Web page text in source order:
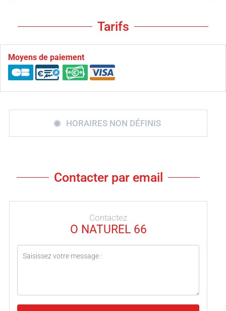
Tarifs
Moyens de paiement
HORAIRES NON DÉFINIS
Contacter par email
Contactez
O NATUREL 66